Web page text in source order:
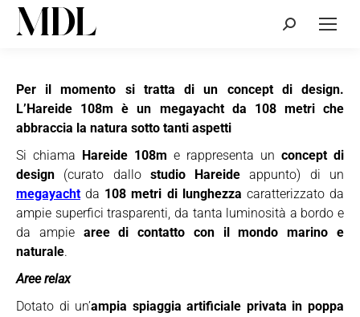
Cerca:
Per il momento si tratta di un concept di design.
L’Hareide 108m è un megayacht da 108 metri che
abbraccia la natura sotto tanti aspetti
Si chiama Hareide 108m e rappresenta un concept di
design (curato dallo studio Hareide appunto) di un
megayachtda 108 metri di lunghezza caratterizzato da
ampie superfici trasparenti, da tanta luminosità a bordo e
da ampie aree di contatto con il mondo marino e
naturale.
Aree relax
Dotato di un’ampia spiaggia artificiale privata in poppa